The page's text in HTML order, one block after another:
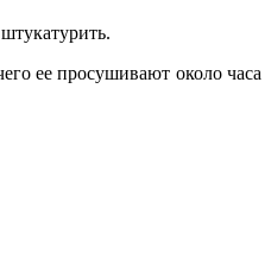
ее просушивают около часа